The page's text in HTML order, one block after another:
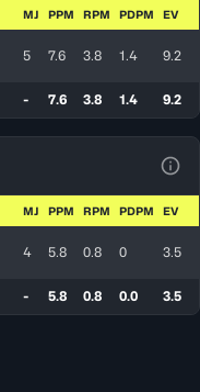
MJ PPM RPM PDPM EV
5 7.6 3.8 1.4 9.2
- 7.6 3.8 1.4 9.2
MJ PPM RPM PDPM EV
4 5.8 0.8 0 3.5
- 5.8 0.8 0.0 3.5